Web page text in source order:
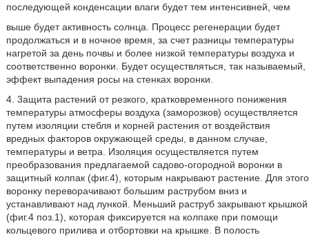
последующей конденсации влаги будет тем интенсивней, чем
выше будет активность солнца. Процесс регенерации будет
продолжаться и в ночное время, за счет разницы температуры
нагретой за день почвы и более низкой температуры воздуха и
соответственно воронки. Будет осуществляться, так называемый,
эффект выпадения росы на стенках воронки.
4. 3ащита растений от резкого, кратковременного понижения
температуры атмосферы воздуха (заморозков) осуществляется
путем изоляции стебля и корней растения от воздействия
вредных факторов окружающей среды, в данном случае,
температуры и ветра. Изоляция осуществляется путем
преобразования предлагаемой садово-огородной воронки в
защитный колпак (фиг.4), которым накрывают растение. Для этого
воронку переворачивают большим раструбом вниз и
устанавливают над лункой. Меньший раструб закрывают крышкой
(фиг.4 поз.1), которая фиксируется на колпаке при помощи
кольцевого прилива и отбортовки на крышке. В полость